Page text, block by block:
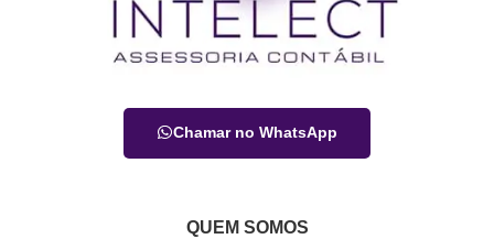
Chamar no WhatsApp
QUEM SOMOS